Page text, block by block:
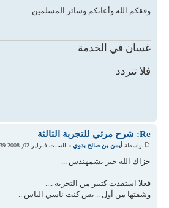
وفقكم الله وأعانكم وسائر المسلمين
غسان في الخدمة
فلا تتردد
Re: شرح مرئي للتجربة الثالثة
بواسطة أيمن بن صالح بدوي » السبت فبراير 02, 2008 2:39 am
جزاك الله خير بشمهندس ...
فعلا استفدت كتيير من التجربة ....
وشفتها من أول .. بس كنت ناسي الباس ..